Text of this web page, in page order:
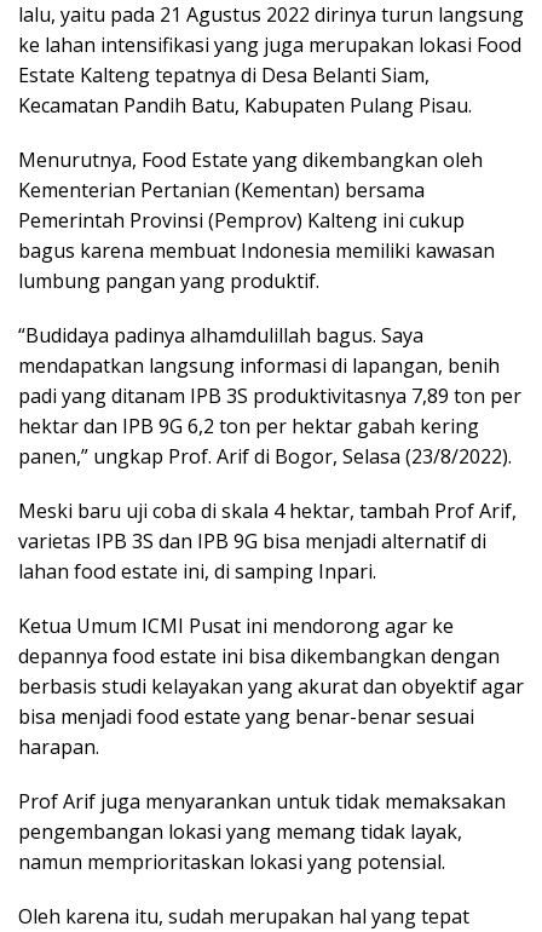
lalu, yaitu pada 21 Agustus 2022 dirinya turun langsung
ke lahan intensifikasi yang juga merupakan lokasi Food
Estate Kalteng tepatnya di Desa Belanti Siam,
Kecamatan Pandih Batu, Kabupaten Pulang Pisau.
Menurutnya, Food Estate yang dikembangkan oleh
Kementerian Pertanian (Kementan) bersama
Pemerintah Provinsi (Pemprov) Kalteng ini cukup
bagus karena membuat Indonesia memiliki kawasan
lumbung pangan yang produktif.
“Budidaya padinya alhamdulillah bagus. Saya
mendapatkan langsung informasi di lapangan, benih
padi yang ditanam IPB 3S produktivitasnya 7,89 ton per
hektar dan IPB 9G 6,2 ton per hektar gabah kering
panen,” ungkap Prof. Arif di Bogor, Selasa (23/8/2022).
Meski baru uji coba di skala 4 hektar, tambah Prof Arif,
varietas IPB 3S dan IPB 9G bisa menjadi alternatif di
lahan food estate ini, di samping Inpari.
Ketua Umum ICMI Pusat ini mendorong agar ke
depannya food estate ini bisa dikembangkan dengan
berbasis studi kelayakan yang akurat dan obyektif agar
bisa menjadi food estate yang benar-benar sesuai
harapan.
Prof Arif juga menyarankan untuk tidak memaksakan
pengembangan lokasi yang memang tidak layak,
namun memprioritaskan lokasi yang potensial.
Oleh karena itu, sudah merupakan hal yang tepat